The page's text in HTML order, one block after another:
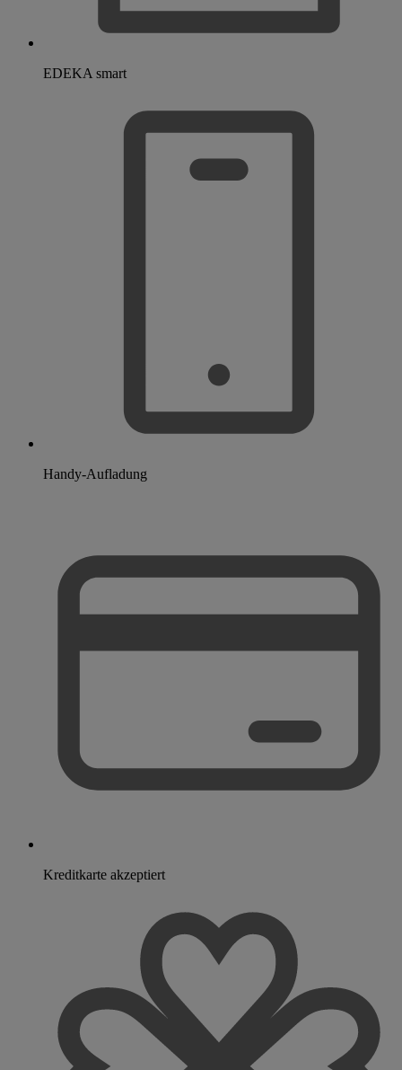
EDEKA smart
Handy-Aufladung
Kreditkarte akzeptiert